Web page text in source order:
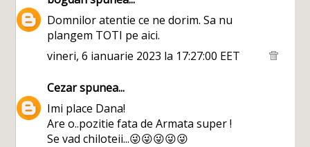
Domnilor atentie ce ne dorim. Sa nu
plangem TOTI pe aici.
vineri, 6 ianuarie 2023 la 17:27:00 EET
Cezarspunea...
Imi place Dana!
Are o..pozitie fata de Armata super !
Se vad chiloteii...😜😜😜😜😜